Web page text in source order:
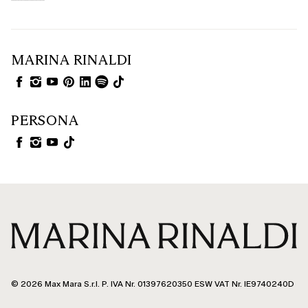
MARINA RINALDI
PERSONA
© 2026 Max Mara S.r.l. P. IVA Nr. 01397620350 ESW VAT Nr. IE9740240D